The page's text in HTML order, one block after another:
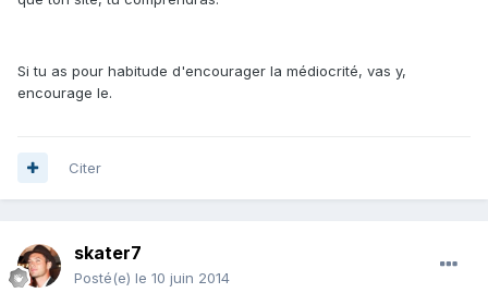
Si tu as pour habitude d'encourager la médiocrité, vas y,
encourage le.
Citer
skater7
Posté(e) le 10 juin 2014